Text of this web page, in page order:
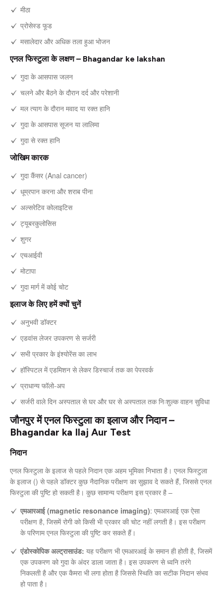
मीठा
प्रोसेस्ड फूड
मसालेदार और अधिक तला हुआ भोजन
एनल फिस्टुला के लक्षण – Bhagandar ke lakshan
गुदा के आसपास जलन
चलने और बैठने के दौरान दर्द और परेशानी
मल त्याग के दौरान मवाद या रक्त हानि
गुदा के आसपास सूजन या लालिमा
गुदा से रक्त हानि
जोखिम कारक
गुदा कैंसर (Anal cancer)
धूम्रपान करना और शराब पीना
अल्सरेटिव कोलाइटिस
ट्यूबरकुलोसिस
शुगर
एचआईवी
मोटापा
गुदा मार्ग में कोई चोट
इलाज के लिए हमें क्यों चुनें
अनुभवी डॉक्टर
एडवांस लेजर उपकरण से सर्जरी
सभी प्रकार के इंश्योरेंस का लाभ
हॉस्पिटल में एडमिशन से लेकर डिस्चार्ज तक का पेपरवर्क
प्राधान्य फॉलो-अप
सर्जरी वाले दिन अस्पताल से घर और घर से अस्पताल तक निःशुल्क वाहन सुविधा
जौनपुर में एनल फिस्टुला का इलाज और निदान –
Bhagandar ka Ilaj Aur Test
निदान
एनल फिस्टुला के इलाज से पहले निदान एक अहम भूमिका निभाता है। एनल फिस्टुला
के इलाज () से पहले डॉक्टर कुछ नैदानिक परीक्षण का सुझाव दे सकते हैं, जिससे एनल
फिस्टुला की पुष्टि हो सकती है। कुछ सामान्य परीक्षण इस प्रकार है –
एमआरआई (magnetic resonance imaging): एमआरआई एक ऐसा
परीक्षण है, जिसमें रोगी को किसी भी प्रकार की चोट नहीं लगती है। इस परीक्षण
के परिणाम एनल फिस्टुला की पुष्टि कर सकते हैं।
एंडोस्कोपिक अल्ट्रासाउंड: यह परीक्षण भी एमआरआई के समान ही होती है, जिसमें
एक उपकरण को गुदा के अंदर डाला जाता है। इस उपकरण से ध्वनि तरंगे
निकलती है और एक कैमरा भी लगा होता है जिससे स्थिति का सटीक निदान संभव
हो पाता है।